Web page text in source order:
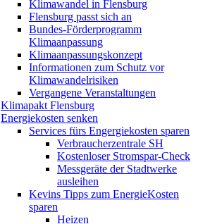
Klimawandel in Flensburg
Flensburg passt sich an
Bundes-Förderprogramm
Klimaanpassung
Klimaanpassungskonzept
Informationen zum Schutz vor
Klimawandelrisiken
Vergangene Veranstaltungen
Klimapakt Flensburg
Energiekosten senken
Services fürs Engergiekosten sparen
Verbraucherzentrale SH
Kostenloser Stromspar-Check
Messgeräte der Stadtwerke
ausleihen
Kevins Tipps zum EnergieKosten
sparen
Heizen